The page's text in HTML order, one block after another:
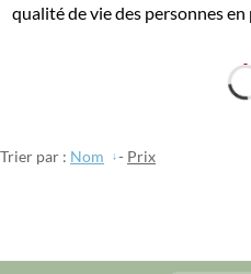
qualité de vie des personnes
Trier par : Nom - Prix